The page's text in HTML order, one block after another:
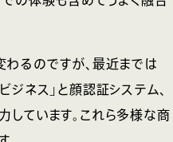
るのですが、最近までは
ネス」と顔認証システム、
しています。これら多様な商